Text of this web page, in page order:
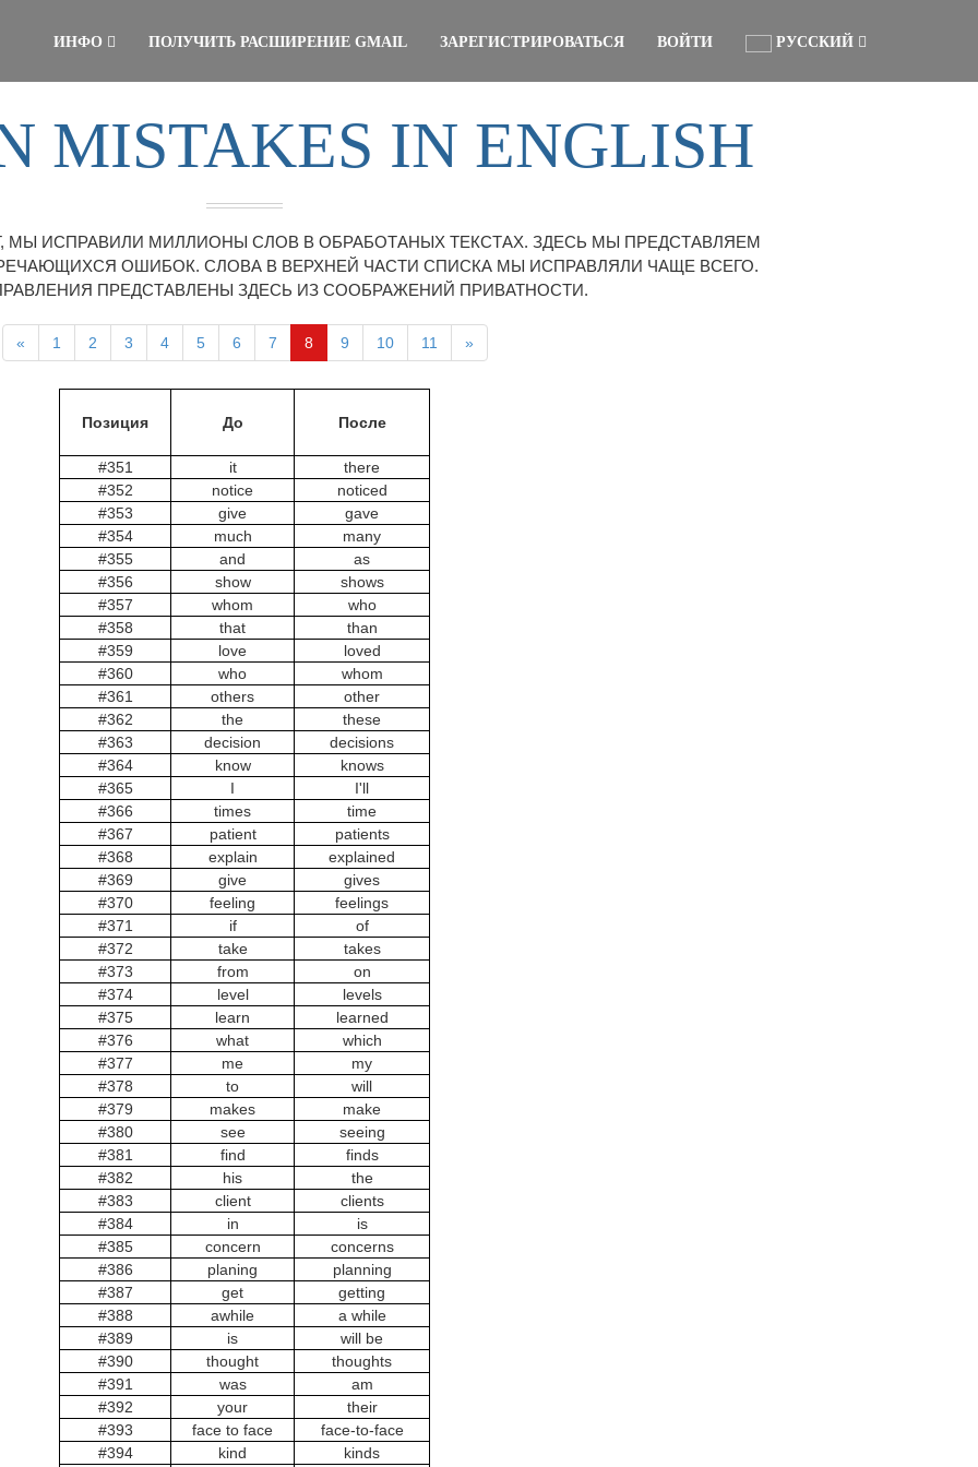
ИНФО ПОЛУЧИТЬ РАСШИРЕНИЕ GMAIL ЗАРЕГИСТРИРОВАТЬСЯ ВОЙТИ РУССКИЙ
MISTAKES IN ENGLISH
МЫ ИСПРАВИЛИ МИЛЛИОНЫ СЛОВ В ОБРАБОТАНЫХ ТЕКСТАХ. ЗДЕСЬ МЫ ПРЕДСТАВЛЯЕМ
ОШИБОК. СЛОВА В ВЕРХНЕЙ ЧАСТИ СПИСКА МЫ ИСПРАВЛЯЛИ ЧАЩЕ ВСЕГО.
ПРЕДСТАВЛЕНЫ ЗДЕСЬ ИЗ СООБРАЖЕНИЙ ПРИВАТНОСТИ.
« 1 2 3 4 5 6 7 8 9 10 11 »
Позиция До После
#351 it
there
#352
notice
noticed
#353
give
gave
#354
much
many
#355
and
as
#356
show
shows
#357
whom
who
#358
that
than
#359
love
loved
#360
who
whom
#361
others
other
#362
the
these
#363
decision
decisions
#364
know
knows
#365
I
I'll
#366
times
time
#367
patient
patients
#368
explain
explained
#369
give
gives
#370
feeling
feelings
#371
if
of
#372
take
takes
#373
from
on
#374
level
levels
#375
learn
learned
#376
what
which
#377
me
my
#378
to
will
#379
makes
make
#380
see
seeing
#381
find
finds
#382
his
the
#383
client
clients
#384
in
is
#385
concern
concerns
#386
planing
planning
#387
get
getting
#388
awhile
a while
#389
is
will be
#390
thought
thoughts
#391
was
am
#392
your
their
#393
face to face
face-to-face
#394
kind
kinds